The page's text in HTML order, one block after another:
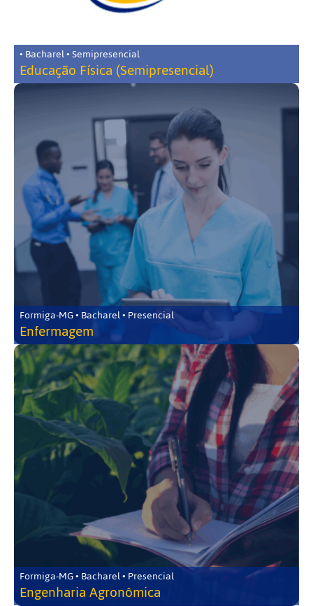
• Bacharel • Semipresencial
Educação Física (Semipresencial)
Formiga-MG • Bacharel • Presencial
Enfermagem
Formiga-MG • Bacharel • Presencial
Engenharia Agronômica